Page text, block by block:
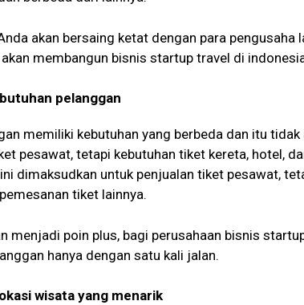
akan bersaing ketat dengan para pengusaha
membangun bisnis startup travel di
pelanggan
memiliki kebutuhan yang berbeda dan itu
pesawat, tetapi kebutuhan tiket kereta, hotel,
dimaksudkan untuk penjualan tiket pesawat,
tiket lainnya.
menjadi poin plus, bagi perusahaan bisnis
hanya dengan satu kali jalan.
wisata yang menarik